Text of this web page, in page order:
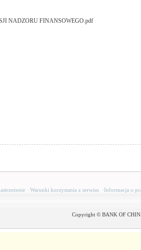
NADZORU FINANSOWEGO.pdf
·Warunki korzystania z serwisu ·Informacja o
Copyright © BANK OF